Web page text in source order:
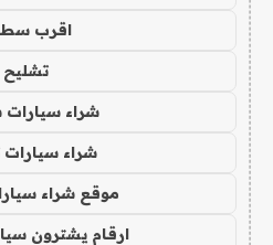
اقرب
تشليح
شراء
شراء سيارات
موقع شراء
ارقام يشترون